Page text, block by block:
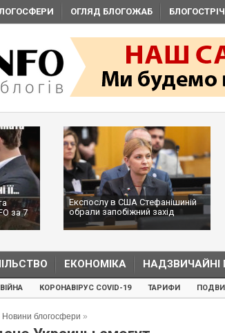
ОГЛЯД БЛОГОЖАБ
за 7
Експослу в США Стефанішиній
обрали запобіжний захід
ЕКОНОМІКА НАДЗВИЧАЙНІ
КОРОНАВІРУС COVID-19 ТАРИФИ
Новини блогосфери »